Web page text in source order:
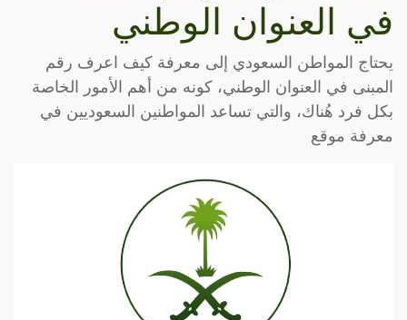
في العنوان الوطني
يحتاج المواطن السعودي إلى معرفة كيف اعرف رقم
المبنى في العنوان الوطني، كونه من أهم الأمور الخاصة
بكل فرد هُناك، والتي تساعد المواطنين السعوديين في
معرفة موقع